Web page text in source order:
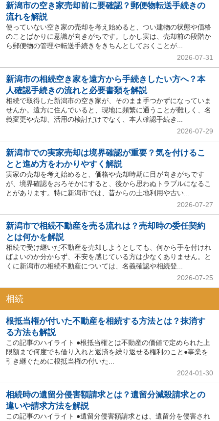
新潟市の空き家売却前に要確認？郵便物転送手続きの
流れを解説
使っていない空き家の売却を考え始めると、つい建物の状態や価格
のことばかりに意識が向きがちです。しかし実は、売却前の段階か
ら郵便物の管理や転送手続きをきちんとしておくことが...
2026-07-31
新潟市の相続空き家を遠方から手続きしたい方へ？本
人確認手続きの流れと必要書類を解説
相続で取得した新潟市の空き家が、そのまま手つかずになっていま
せんか。遠方に住んでいると、現地に頻繁に通うことが難しく、名
義変更や売却、活用の検討だけでなく、本人確認手続き...
2026-07-29
新潟市での実家売却は境界確認が重要？気を付けるこ
とと進め方をわかりやすく解説
実家の売却を考え始めると、価格や売却時期に目が向きがちです
が、境界確認をおろそかにすると、後から思わぬトラブルになるこ
とがあります。特に新潟市では、昔からの土地利用や古い...
2026-07-27
新潟市で相続不動産を売る流れは？売却時の委任契約
とは何かを解説
相続で受け継いだ不動産を売却しようとしても、何から手を付けれ
ばよいのか分からず、不安を感じている方は少なくありません。と
くに新潟市の相続不動産については、名義確認や相続登...
2026-07-25
相続
根抵当権が付いた不動産を相続する方法とは？抹消す
る方法も解説
この記事のハイライト ●根抵当権とは不動産の価値で定められた上
限額まで何度でも借り入れと返済を繰り返せる権利のこと●事業を
引き継ぐために根抵当権の付いた...
2024-01-30
相続時の遺留分侵害額請求とは？遺留分減殺請求との
違いや請求方法を解説
この記事のハイライト ●遺留分侵害額請求とは、遺留分を侵害され